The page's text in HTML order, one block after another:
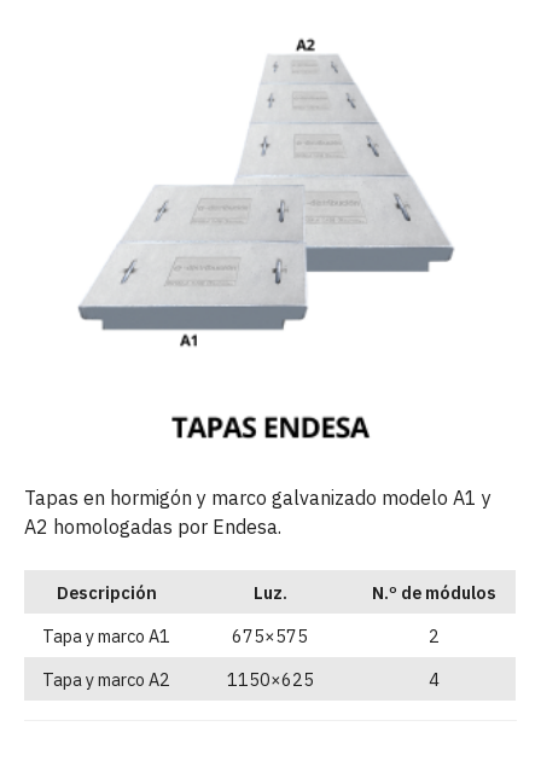
Tapas en hormigón y marco galvanizado modelo A1 y
A2 homologadas por Endesa.
Descripción Luz.
N.º de módulos
Tapa y marco A1
675×575
2
Tapa y marco A2
1150×625 4